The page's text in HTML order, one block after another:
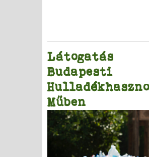
Látogatás
Budapesti
Műben